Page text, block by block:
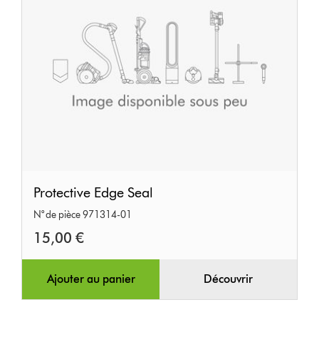
Edge
Seal
Protective Edge Seal
N° de pièce 971314-01
15,00 €
Ajouter au panier Découvrir